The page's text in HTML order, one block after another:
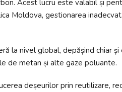
Acest lucru este valabil și
Moldova, gestionarea
la nivel global, depășind chiar
de metan și alte gaze poluante.
deșeurilor prin reutilizare,